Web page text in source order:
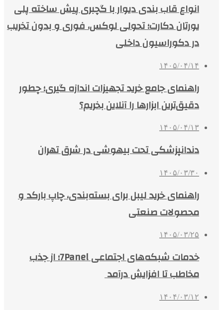
انواع قاب بندی دیوار با گچبری پیش ساخته پلی
یورتان دکارت؛ تحولی لوکس، فوری و بدون تخریب
در دکوراسیون داخلی
۱۴۰۵/۰۴/۱۴
راهنمای جامع خرید تجهیزات اندازه گیری؛ چطور
دقیق‌ترین ابزارها را آنلاین بخریم؟
۱۴۰۵/۰۴/۱۳
دندانپزشکی تحت بیهوشی در شرق تهران
۱۴۰۵/۰۳/۳۰
راهنمای خرید لیبل برای بسته‌بندی، چاپ بارکد و
محصولات صنعتی
۱۴۰۵/۰۳/۲۵
خدمات شبکه‌های اجتماعی 7Panel؛ از جذب
مخاطب تا افزایش درآمد
۱۴۰۴/۰۳/۱۲